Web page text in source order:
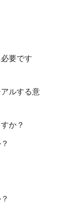
要です
ルする意
か？